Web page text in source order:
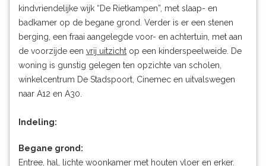
kindvriendelijke wijk “De Rietkampen”, met slaap- en
badkamer op de begane grond. Verder is er een stenen
berging, een fraai aangelegde voor- en achtertuin, met aan
de voorzijde een vrij uitzicht op een kinderspeelweide. De
woning is gunstig gelegen ten opzichte van scholen,
winkelcentrum De Stadspoort, Cinemec en uitvalswegen
naar A12 en A30.
Indeling:
Begane grond:
Entree, hal, lichte woonkamer met houten vloer en erker.